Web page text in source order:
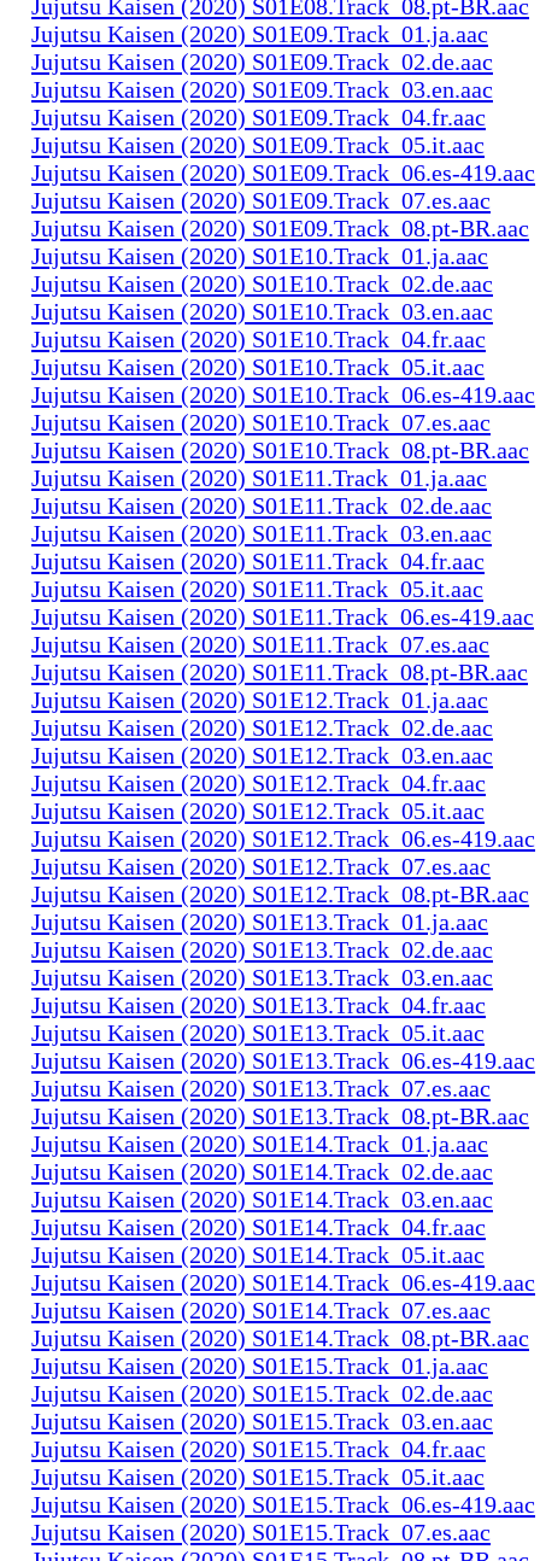
Jujutsu Kaisen (2020) S01E08.Track_08.pt-BR.aac
Jujutsu Kaisen (2020) S01E09.Track_01.ja.aac
Jujutsu Kaisen (2020) S01E09.Track_02.de.aac
Jujutsu Kaisen (2020) S01E09.Track_03.en.aac
Jujutsu Kaisen (2020) S01E09.Track_04.fr.aac
Jujutsu Kaisen (2020) S01E09.Track_05.it.aac
Jujutsu Kaisen (2020) S01E09.Track_06.es-419.aac
Jujutsu Kaisen (2020) S01E09.Track_07.es.aac
Jujutsu Kaisen (2020) S01E09.Track_08.pt-BR.aac
Jujutsu Kaisen (2020) S01E10.Track_01.ja.aac
Jujutsu Kaisen (2020) S01E10.Track_02.de.aac
Jujutsu Kaisen (2020) S01E10.Track_03.en.aac
Jujutsu Kaisen (2020) S01E10.Track_04.fr.aac
Jujutsu Kaisen (2020) S01E10.Track_05.it.aac
Jujutsu Kaisen (2020) S01E10.Track_06.es-419.aac
Jujutsu Kaisen (2020) S01E10.Track_07.es.aac
Jujutsu Kaisen (2020) S01E10.Track_08.pt-BR.aac
Jujutsu Kaisen (2020) S01E11.Track_01.ja.aac
Jujutsu Kaisen (2020) S01E11.Track_02.de.aac
Jujutsu Kaisen (2020) S01E11.Track_03.en.aac
Jujutsu Kaisen (2020) S01E11.Track_04.fr.aac
Jujutsu Kaisen (2020) S01E11.Track_05.it.aac
Jujutsu Kaisen (2020) S01E11.Track_06.es-419.aac
Jujutsu Kaisen (2020) S01E11.Track_07.es.aac
Jujutsu Kaisen (2020) S01E11.Track_08.pt-BR.aac
Jujutsu Kaisen (2020) S01E12.Track_01.ja.aac
Jujutsu Kaisen (2020) S01E12.Track_02.de.aac
Jujutsu Kaisen (2020) S01E12.Track_03.en.aac
Jujutsu Kaisen (2020) S01E12.Track_04.fr.aac
Jujutsu Kaisen (2020) S01E12.Track_05.it.aac
Jujutsu Kaisen (2020) S01E12.Track_06.es-419.aac
Jujutsu Kaisen (2020) S01E12.Track_07.es.aac
Jujutsu Kaisen (2020) S01E12.Track_08.pt-BR.aac
Jujutsu Kaisen (2020) S01E13.Track_01.ja.aac
Jujutsu Kaisen (2020) S01E13.Track_02.de.aac
Jujutsu Kaisen (2020) S01E13.Track_03.en.aac
Jujutsu Kaisen (2020) S01E13.Track_04.fr.aac
Jujutsu Kaisen (2020) S01E13.Track_05.it.aac
Jujutsu Kaisen (2020) S01E13.Track_06.es-419.aac
Jujutsu Kaisen (2020) S01E13.Track_07.es.aac
Jujutsu Kaisen (2020) S01E13.Track_08.pt-BR.aac
Jujutsu Kaisen (2020) S01E14.Track_01.ja.aac
Jujutsu Kaisen (2020) S01E14.Track_02.de.aac
Jujutsu Kaisen (2020) S01E14.Track_03.en.aac
Jujutsu Kaisen (2020) S01E14.Track_04.fr.aac
Jujutsu Kaisen (2020) S01E14.Track_05.it.aac
Jujutsu Kaisen (2020) S01E14.Track_06.es-419.aac
Jujutsu Kaisen (2020) S01E14.Track_07.es.aac
Jujutsu Kaisen (2020) S01E14.Track_08.pt-BR.aac
Jujutsu Kaisen (2020) S01E15.Track_01.ja.aac
Jujutsu Kaisen (2020) S01E15.Track_02.de.aac
Jujutsu Kaisen (2020) S01E15.Track_03.en.aac
Jujutsu Kaisen (2020) S01E15.Track_04.fr.aac
Jujutsu Kaisen (2020) S01E15.Track_05.it.aac
Jujutsu Kaisen (2020) S01E15.Track_06.es-419.aac
Jujutsu Kaisen (2020) S01E15.Track_07.es.aac